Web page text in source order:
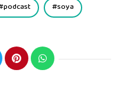
podcast soya